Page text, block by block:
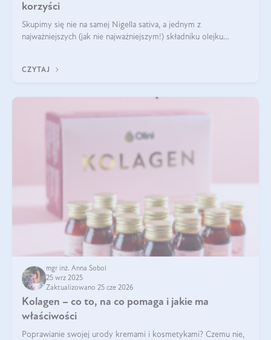
korzyści
Skupimy się nie na samej Nigella sativa, a jednym z
najważniejszych (jak nie najważniejszym!) składniku olejku
CZYTAJ
mgr inż. Anna Sobol
25 wrz 2025
Zaktualizowano 25 cze 2026
Kolagen – co to, na co pomaga i jakie ma
właściwości
Poprawianie swojej urody kremami i kosmetykami? Czemu nie,